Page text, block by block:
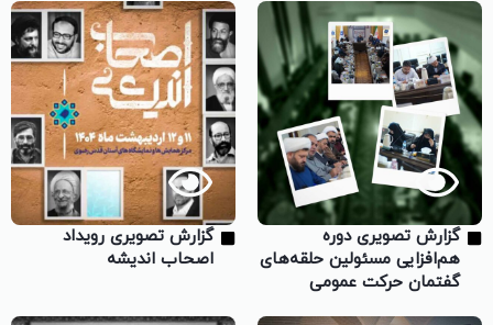
گزارش تصویری دوره
هم‌افزایی مسئولین حلقه‌های
گفتمان حرکت عمومی
گزارش تصویری رویداد
اصحاب اندیشه